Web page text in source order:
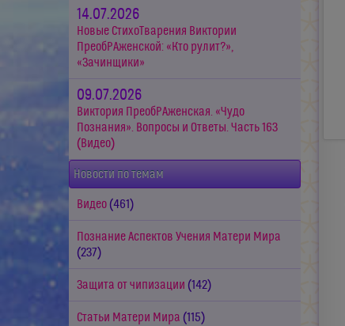
14.07.2026
Новые СтихоТварения Виктории
ПреобРАженской: «Кто рулит?»,
«Зачинщики»
09.07.2026
Виктория ПреобРАженская. «Чудо
Познания». Вопросы и Ответы. Часть 163
(Видео)
Новости по темам
Видео (461)
Познание Аспектов Учения Матери Мира
(237)
Защита от чипизации (142)
Статьи Матери Мира (115)